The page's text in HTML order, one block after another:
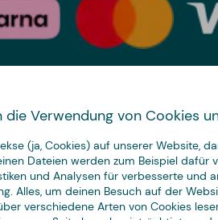
die Verwendung von Cookies
(ja, Cookies) auf unserer Website,
Dateien werden zum Beispiel dafür
und Analysen für verbesserte und
Alles, um deinen Besuch auf der
verschiedene Arten von Cookies